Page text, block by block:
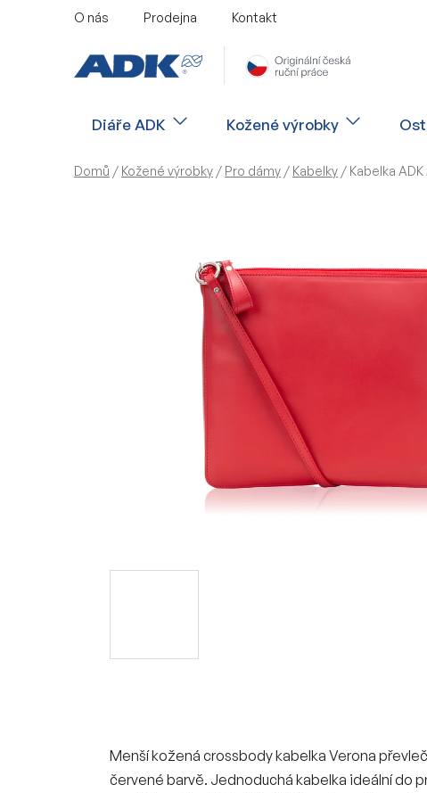
O nás Prodejna Kontakt
Diáře ADK Kožené výrobky
Domů / Kožené výrobky / Pro dámy / Kabelky / Kabelka
Menší kožená crossbody kabelka Verona
červené barvě. Jednoduchá kabelka ideální do